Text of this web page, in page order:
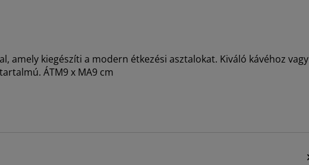
amely kiegészíti a modern étkezési asztalokat. Kiváló kávéhoz vagy
ÁTM9 x MA9 cm